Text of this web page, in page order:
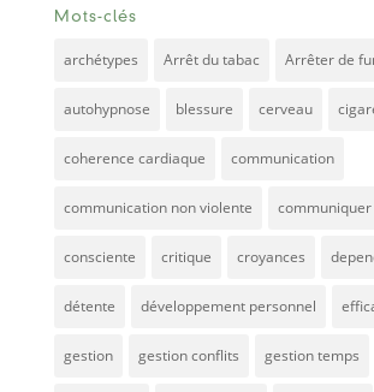
Mots-clés
archétypes Arrêt du tabac Arrêter de
autohypnose blessure cerveau
coherence cardiaque communication
communication non violente communiquer
consciente critique croyances
détente développement personnel
gestion gestion conflits gestion temps